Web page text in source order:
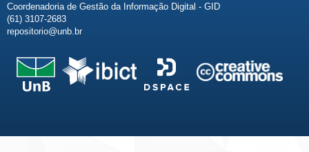
Coordenadoria de Gestão da Informação Digital - GID
(61) 3107-2683
repositorio@unb.br